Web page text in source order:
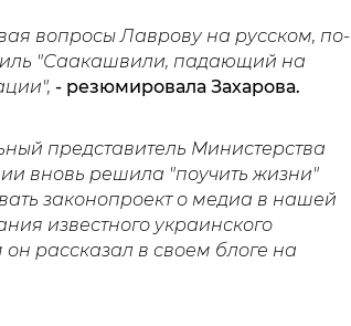
вопросы Лаврову на русском, по-
"Саакашвили, падающий на
- резюмировала Захарова.
представитель Министерства
вновь решила "поучить жизни"
законопроект о медиа в нашей
известного украинского
рассказал в своем блоге на